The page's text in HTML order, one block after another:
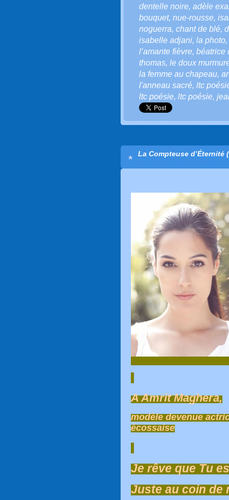
dentelle noire, adèle
bouquet, nue-rousse,
noguerra, chant de blé,
isabelle adjani, la photo,
l’amante fièvre, béatrice
thomas, le doux
la femme au chapeau,
l'anneau sacré, ltc
ltc poésie, ltc poésie,
La Compteuse d’Éternité
A Amrit Maghera,
modèle devenue
écossaise
Je rêve que Tu
Juste au coin de